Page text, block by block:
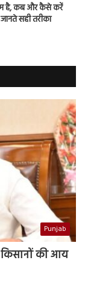
है, कब और कैसे करें
सही तरीका
Punjab
की आय